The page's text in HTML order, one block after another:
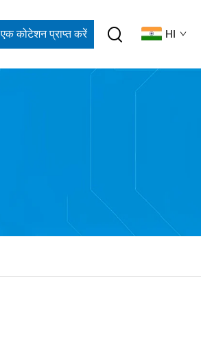
एक कोटेशन प्राप्त करें HI